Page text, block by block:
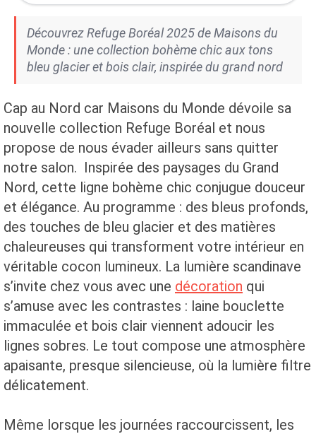
Découvrez Refuge Boréal 2025 de Maisons du
Monde : une collection bohème chic aux tons
bleu glacier et bois clair, inspirée du grand nord
Cap au Nord car Maisons du Monde dévoile sa
nouvelle collection Refuge Boréal et nous
propose de nous évader ailleurs sans quitter
notre salon. Inspirée des paysages du Grand
Nord, cette ligne bohème chic conjugue douceur
et élégance. Au programme : des bleus profonds,
des touches de bleu glacier et des matières
chaleureuses qui transforment votre intérieur en
véritable cocon lumineux. La lumière scandinave
s’invite chez vous avec une décoration qui
s’amuse avec les contrastes : laine bouclette
immaculée et bois clair viennent adoucir les
lignes sobres. Le tout compose une atmosphère
apaisante, presque silencieuse, où la lumière filtre
délicatement.
Même lorsque les journées raccourcissent, les